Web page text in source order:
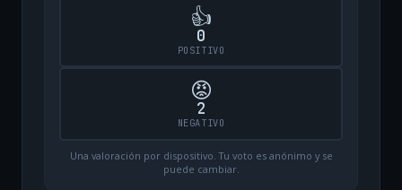
👍
0
POSITIVO
😡
2
NEGATIVO
Una valoración por dispositivo. Tu voto es anónimo y se
puede cambiar.